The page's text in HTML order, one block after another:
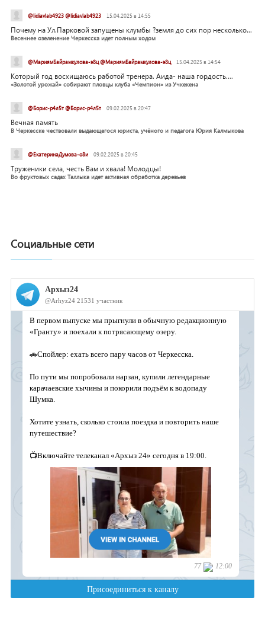
@lidiavlab4923 @lidiavlab4923 15.04.2025 в 14:55
Почему на Ул.Парковой запущены клумбы ?земля до сих пор несколько...
Весеннее озеленение Черкесска идет полным ходом
@МариямБайрамкулова-э8ц @МариямБайрамкулова-э8ц 15.04.2025 в 14:54
Который год восхищаюсь работой тренера. Аида- наша гордость....
«Золотой урожай» собирают пловцы клуба «Чемпион» из Учкекена
@Борис-р4л5т @Борис-р4л5т 09.02.2025 в 20:47
Вечная память
В Черкесске чествовали выдающегося юриста, учёного и педагога Юрия Калмыкова
@ЕкатеринаДумова-о8и 09.02.2025 в 20:45
Труженики села, честь Вам и хвала! Молодцы!
Во фруктовых садах Таллыка идет активная обработка деревьев
Социальные сети